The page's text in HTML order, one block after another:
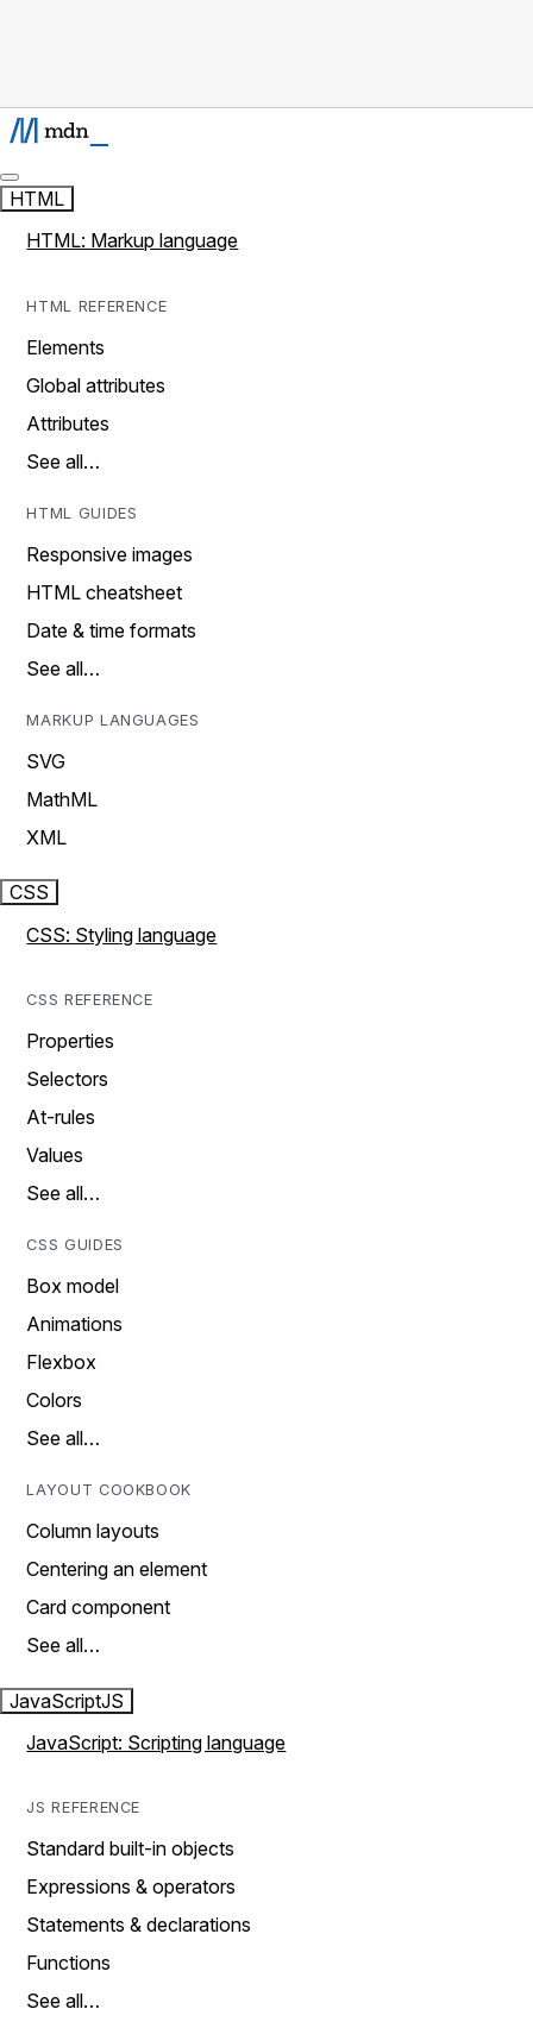
HTML
HTML: Markup language
HTML REFERENCE
Elements
Global attributes
Attributes
See all…
HTML GUIDES
Responsive images
HTML cheatsheet
Date & time formats
See all…
MARKUP LANGUAGES
SVG
MathML
XML
CSS
CSS: Styling language
CSS REFERENCE
Properties
Selectors
At-rules
Values
See all…
CSS GUIDES
Box model
Animations
Flexbox
Colors
See all…
LAYOUT COOKBOOK
Column layouts
Centering an element
Card component
See all…
JavaScriptJS
JavaScript: Scripting language
JS REFERENCE
Standard built-in objects
Expressions & operators
Statements & declarations
Functions
See all…